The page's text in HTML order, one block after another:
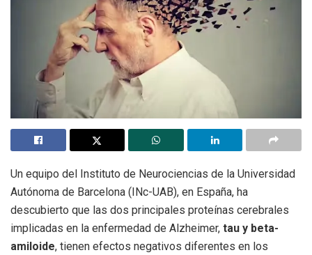
Un equipo del Instituto de Neurociencias de la Universidad
Autónoma de Barcelona (INc-UAB), en España, ha
descubierto que las dos principales proteínas cerebrales
implicadas en la enfermedad de Alzheimer, tau y beta-
amiloide, tienen efectos negativos diferentes en los